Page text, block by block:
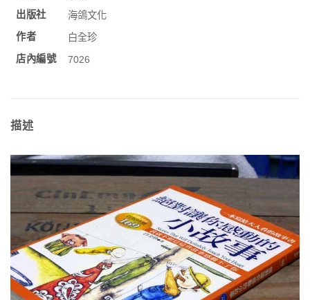
出版社
海鴿文化
作者
白全珍
店內編號
7026
描述